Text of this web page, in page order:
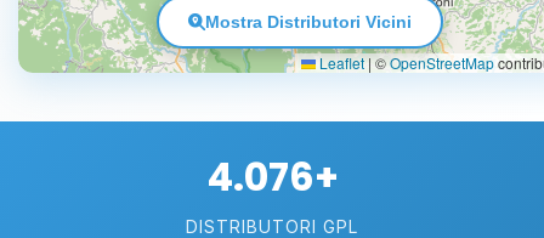
Leaflet|©OpenStreetMap
Mostra Distributori Vicini
4.076+
DISTRIBUTORI GPL